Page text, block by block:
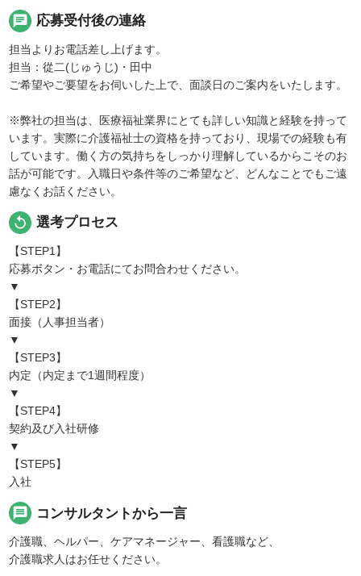
chat 応募受付後の連絡
担当よりお電話差し上げます。
担当：從二(じゅうじ)・田中
ご希望やご要望をお伺いした上で、面談日のご案内をいたします。
※弊社の担当は、医療福祉業界にとても詳しい知識と経験を持って
います。実際に介護福祉士の資格を持っており、現場での経験も有
しています。働く方の気持ちをしっかり理解しているからこそのお
話が可能です。入職日や条件等のご希望など、どんなことでもご遠
慮なくお話ください。
replay 選考プロセス
【STEP1】
応募ボタン・お電話にてお問合わせください。
▼
【STEP2】
面接（人事担当者）
▼
【STEP3】
内定（内定まで1週間程度）
▼
【STEP4】
契約及び入社研修
▼
【STEP5】
入社
message コンサルタントから一言
介護職、ヘルパー、ケアマネージャー、看護職など、
介護職求人はお任せください。